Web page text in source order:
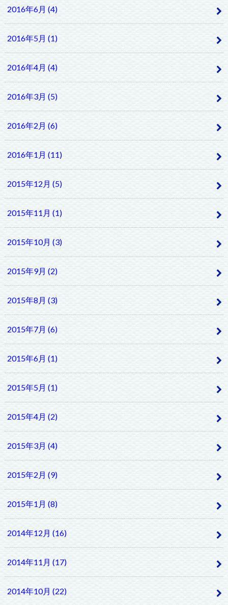
2016年6月 (4)
2016年5月 (1)
2016年4月 (4)
2016年3月 (5)
2016年2月 (6)
2016年1月 (11)
2015年12月 (5)
2015年11月 (1)
2015年10月 (3)
2015年9月 (2)
2015年8月 (3)
2015年7月 (6)
2015年6月 (1)
2015年5月 (1)
2015年4月 (2)
2015年3月 (4)
2015年2月 (9)
2015年1月 (8)
2014年12月 (16)
2014年11月 (17)
2014年10月 (22)